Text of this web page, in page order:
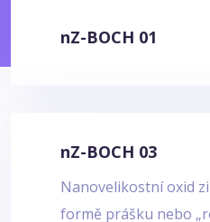
nZ-BOCH 01
nZ-BOCH 03
Nanovelikostní oxid
formě prášku nebo